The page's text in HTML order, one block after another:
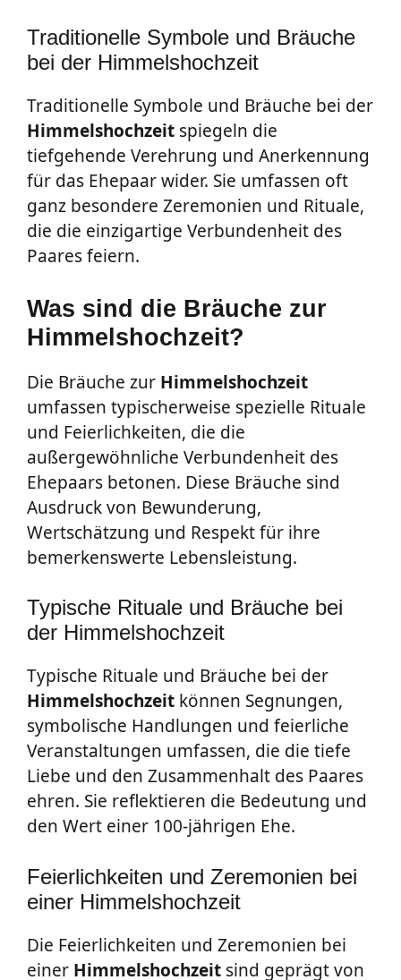
Traditionelle Symbole und Bräuche
bei der Himmelshochzeit
Traditionelle Symbole und Bräuche bei der
Himmelshochzeit spiegeln die
tiefgehende Verehrung und Anerkennung
für das Ehepaar wider. Sie umfassen oft
ganz besondere Zeremonien und Rituale,
die die einzigartige Verbundenheit des
Paares feiern.
Was sind die Bräuche zur
Himmelshochzeit?
Die Bräuche zur Himmelshochzeit
umfassen typischerweise spezielle Rituale
und Feierlichkeiten, die die
außergewöhnliche Verbundenheit des
Ehepaars betonen. Diese Bräuche sind
Ausdruck von Bewunderung,
Wertschätzung und Respekt für ihre
bemerkenswerte Lebensleistung.
Typische Rituale und Bräuche bei
der Himmelshochzeit
Typische Rituale und Bräuche bei der
Himmelshochzeit können Segnungen,
symbolische Handlungen und feierliche
Veranstaltungen umfassen, die die tiefe
Liebe und den Zusammenhalt des Paares
ehren. Sie reflektieren die Bedeutung und
den Wert einer 100-jährigen Ehe.
Feierlichkeiten und Zeremonien bei
einer Himmelshochzeit
Die Feierlichkeiten und Zeremonien bei
einer Himmelshochzeit sind geprägt von